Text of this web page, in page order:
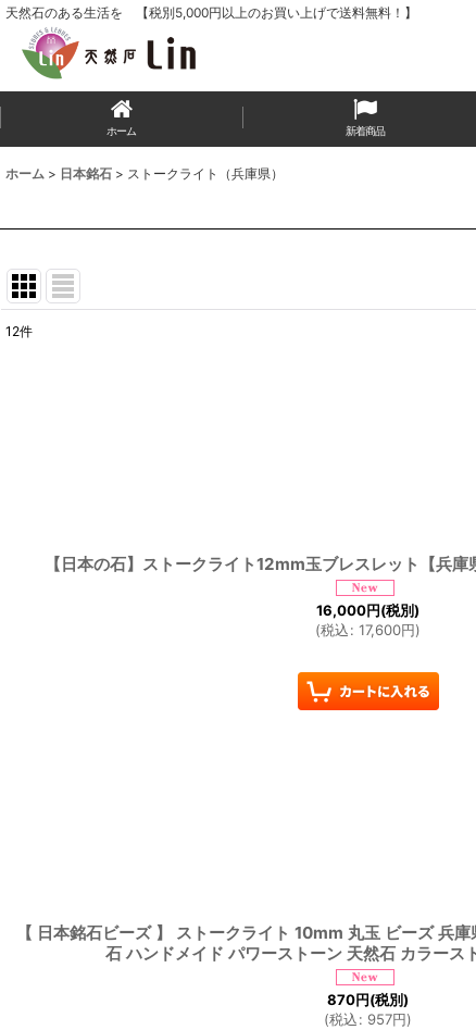
天然石のある生活を 【税別5,000円以上のお買い上げで送料無料！】
ホーム 新着商品
ホーム > 日本銘石 > ストークライト（兵庫県）
12件
【日本の石】ストークライト12mm玉ブレスレット【兵庫
16,000円(税別)
(税込: 17,600円)
【 日本銘石ビーズ 】 ストークライト 10mm 丸玉 ビーズ 兵
石 ハンドメイド パワーストーン 天然石 カラース
870円(税別)
(税込: 957円)